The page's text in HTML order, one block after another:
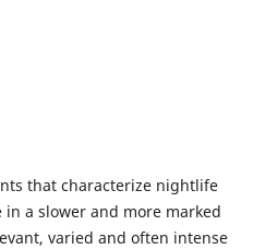
that characterize nightlife
a slower and more marked
varied and often intense